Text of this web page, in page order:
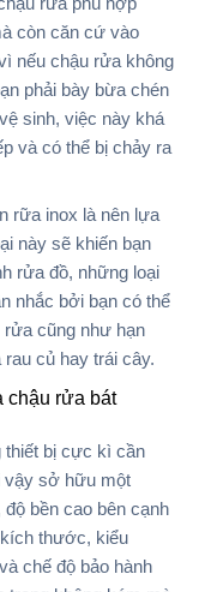
còn căn cứ vào
nếu chậu rửa không
phải bày bừa chén
sinh, việc này khá
và có thể bị chảy ra
rữa inox là nên lựa
này sẽ khiến bạn
rửa đồ, những loại
nhắc bởi bạn có thể
rửa cũng như hạn
củ hay trái cây.
chậu rửa bát
thiết bị cực kì cần
vậy sở hữu một
bền cao bên cạnh
thước, kiểu
chế độ bảo hành